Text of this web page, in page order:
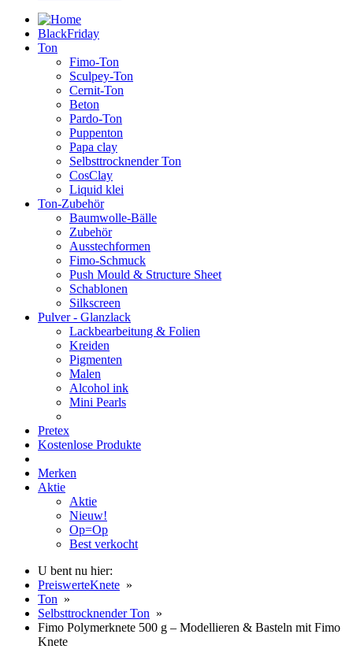
BlackFriday
Ton
Fimo-Ton
Sculpey-Ton
Cernit-Ton
Beton
Pardo-Ton
Puppenton
Papa clay
Selbsttrocknender Ton
CosClay
Liquid klei
Ton-Zubehör
Baumwolle-Bälle
Zubehör
Ausstechformen
Fimo-Schmuck
Push Mould & Structure Sheet
Schablonen
Silkscreen
Pulver - Glanzlack
Lackbearbeitung & Folien
Kreiden
Pigmenten
Malen
Alcohol ink
Mini Pearls
Pretex
Kostenlose Produkte
Merken
Aktie
Aktie
Nieuw!
Op=Op
Best verkocht
U bent nu hier:
PreiswerteKnete »
Ton »
Selbsttrocknender Ton »
Fimo Polymerknete 500 g – Modellieren & Basteln mit Fimo
Knete